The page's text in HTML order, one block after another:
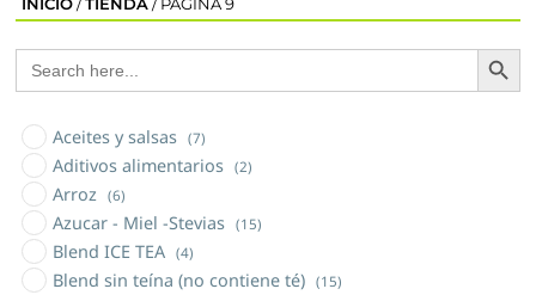
INICIO /TIENDA / PÁGINA 9
Search
for:
Aceites y salsas (7)
Aditivos alimentarios (2)
Arroz (6)
Azucar - Miel -Stevias (15)
Blend ICE TEA (4)
Blend sin teína (no contiene té) (15)